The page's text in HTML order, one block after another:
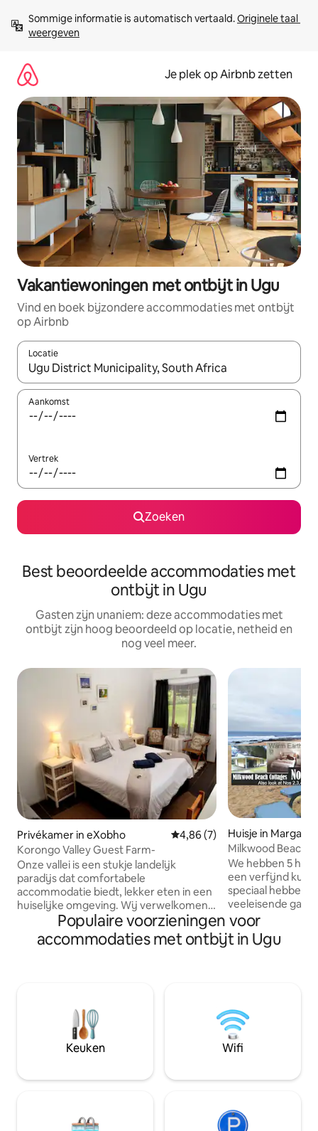
direct
naar
Sommige informatie is automatisch vertaald. Originele taal
weergeven
Je plek op Airbnb zetten
Vakantiewoningen met ontbijt in Ugu
Vind en boek bijzondere accommodaties met ontbijt
op Airbnb
Locatie
Wanneer er resultaten beschikbaar zijn, maak je een keuze
Aankomst
Vertrek
Zoeken
Best beoordeelde accommodaties met
ontbijt in Ugu
Gasten zijn unaniem: deze accommodaties met
ontbijt zijn hoog beoordeeld op locatie, netheid en
nog veel meer.
Privékamer in eXobho Gemiddelde beoordeling van
4,86 (7)
Korongo Valley Guest Farm-
Onze vallei is een stukje landelijk
paradijs dat comfortabele
accommodatie biedt, lekker eten in een
huiselijke omgeving. Wij verwelkomen
gezinnen, bedrijven, vakantiegangers
en onze lokale gemeenschap. Waar je
ook voor bent, het is ons doel om je
blokhutten allemaal in de rustige tuinen.
Geniet van lekker landelijk eten
geserveerd in onze Feathers Bistro en
de Crane & Assagai Country Pub.
Huisje in Margate
Milkwood Beach
We hebben 5
een verfijnd
speciaal hebben
veeleisende gast
en gevoel.
kleuren. Bekijk video 's op YouTube
(zoek naar..) Milkwood Beach Cottages
maaltijden van
volledige
accommodatie) "Eet als een koning -
betaal als een
Populaire voorzieningen voor
accommodaties met ontbijt in Ugu
Keuken Wifi